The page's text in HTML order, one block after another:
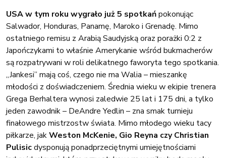
USA w tym roku wygrało już 5 spotkańpokonując
Salwador, Honduras, Panamę, Maroko i Grenadę. Mimo
ostatniego remisu z Arabią Saudyjską oraz porażki 0:2 z
Japończykami to właśnie Amerykanie wśród bukmacherów
są rozpatrywani w roli delikatnego faworyta tego spotkania.
„Jankesi” mają coś, czego nie ma Walia – mieszankę
młodości z doświadczeniem. Średnia wieku w ekipie trenera
Grega Berhaltera wynosi zaledwie 25 lat i 175 dni, a tylko
jeden zawodnik – DeAndre Yedlin – zna smak turnieju
finałowego mistrzostw świata. Mimo młodego wieku tacy
piłkarze, jakWeston McKenie, Gio Reyna czy Christian
Pulisicdysponują ponadprzeciętnymi umiejętnościami